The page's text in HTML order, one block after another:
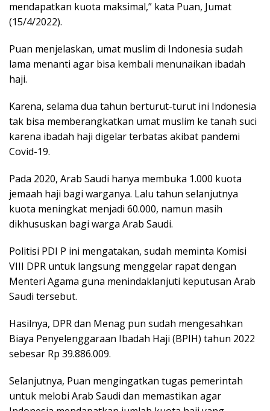
mendapatkan kuota maksimal,” kata Puan, Jumat
(15/4/2022).
Puan menjelaskan, umat muslim di Indonesia sudah
lama menanti agar bisa kembali menunaikan ibadah
haji.
Karena, selama dua tahun berturut-turut ini Indonesia
tak bisa memberangkatkan umat muslim ke tanah suci
karena ibadah haji digelar terbatas akibat pandemi
Covid-19.
Pada 2020, Arab Saudi hanya membuka 1.000 kuota
jemaah haji bagi warganya. Lalu tahun selanjutnya
kuota meningkat menjadi 60.000, namun masih
dikhususkan bagi warga Arab Saudi.
Politisi PDI P ini mengatakan, sudah meminta Komisi
VIII DPR untuk langsung menggelar rapat dengan
Menteri Agama guna menindaklanjuti keputusan Arab
Saudi tersebut.
Hasilnya, DPR dan Menag pun sudah mengesahkan
Biaya Penyelenggaraan Ibadah Haji (BPIH) tahun 2022
sebesar Rp 39.886.009.
Selanjutnya, Puan mengingatkan tugas pemerintah
untuk melobi Arab Saudi dan memastikan agar